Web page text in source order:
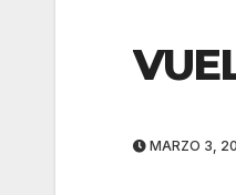
MARZO 3,